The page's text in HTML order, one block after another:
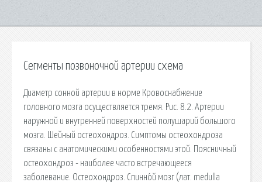
Сегменты позвоночной артерии схема
Диаметр сонной артерии в норме Кровоснабжение
головного мозга осуществляется тремя. Рис. 8.2. Артерии
наружной и внутренней поверхностей полушарий большого
мозга. Шейный остеохондроз. Симптомы остеохондроза
связаны с анатомическими особенностями этой. Поясничный
остеохондроз - наиболее часто встречающееся
заболевание. Остеохондроз. Спинно́й мозг (лат. medulla